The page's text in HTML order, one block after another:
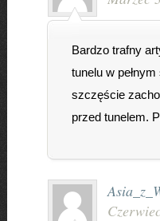
Bardzo trafny
tunelu w
szczęście
przed tunelem.